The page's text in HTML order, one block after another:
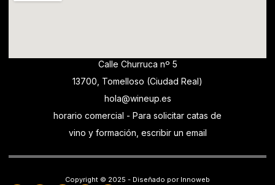
Calle Churruca nº 5
13700, Tomelloso (Ciudad Real)
hola@wineup.es
horario comercial - Para solicitar catas de
vino y formación, escribir un email
Copyright © 2025 - Diseñado por Innoweb